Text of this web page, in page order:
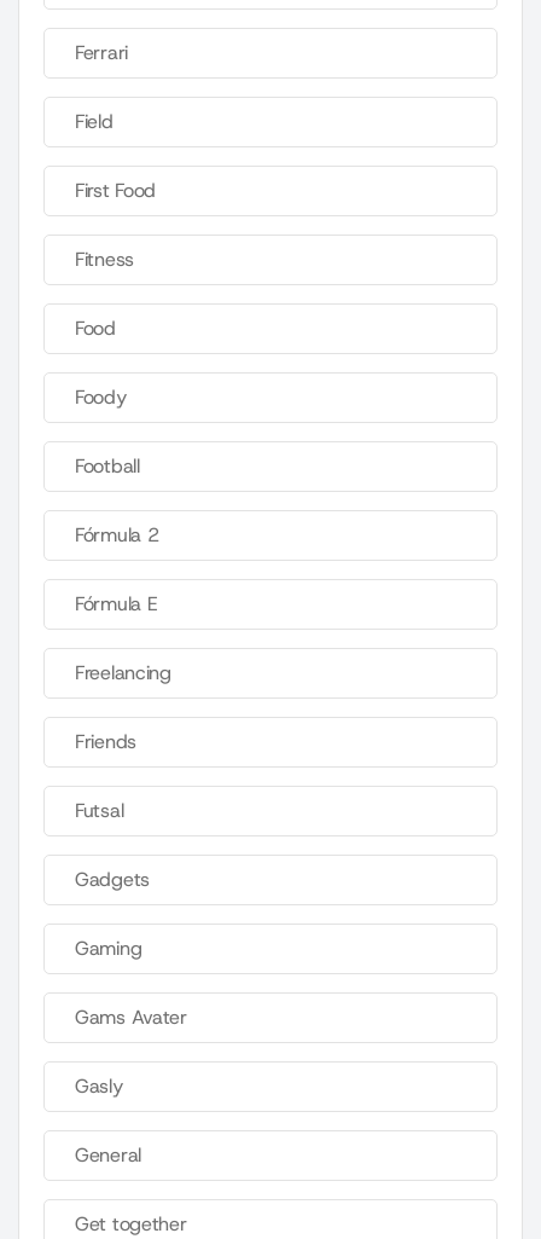
Ferrari
Field
First Food
Fitness
Food
Foody
Football
Fórmula 2
Fórmula E
Freelancing
Friends
Futsal
Gadgets
Gaming
Gams Avater
Gasly
General
Get together